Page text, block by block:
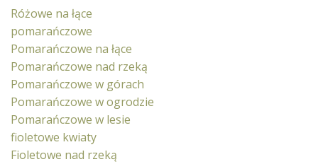
Różowe na łące
pomarańczowe
Pomarańczowe na łące
Pomarańczowe nad rzeką
Pomarańczowe w górach
Pomarańczowe w ogrodzie
Pomarańczowe w lesie
fioletowe kwiaty
Fioletowe nad rzeką